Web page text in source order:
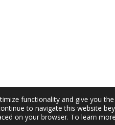
functionality and give you
to navigate this website
on your browser. To learn